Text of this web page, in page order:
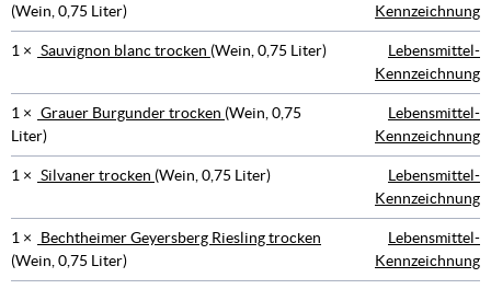
(Wein, 0,75 Liter)
Kennzeichnung
1 × Sauvignon blanc trocken (Wein, 0,75 Liter)
Lebensmittel-
Kennzeichnung
1 × Grauer Burgunder trocken (Wein, 0,75
Liter)
Lebensmittel-
Kennzeichnung
1 × Silvaner trocken (Wein, 0,75 Liter)
Lebensmittel-
Kennzeichnung
1 ×
Bechtheimer Geyersberg Riesling trocken
(Wein, 0,75 Liter)
Lebensmittel-
Kennzeichnung